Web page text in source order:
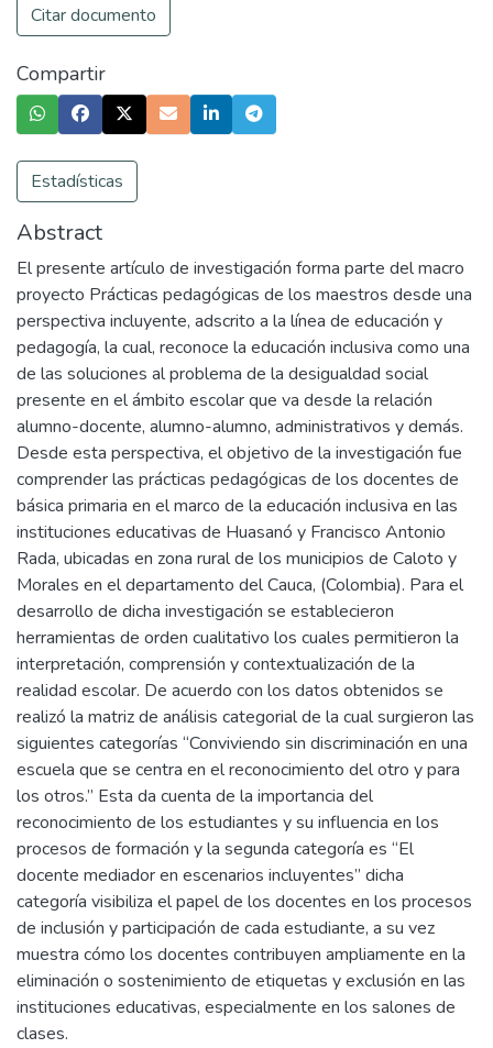
Citar documento
Compartir
Estadísticas
Abstract
El presente artículo de investigación forma parte del macro
proyecto Prácticas pedagógicas de los maestros desde una
perspectiva incluyente, adscrito a la línea de educación y
pedagogía, la cual, reconoce la educación inclusiva como una
de las soluciones al problema de la desigualdad social
presente en el ámbito escolar que va desde la relación
alumno-docente, alumno-alumno, administrativos y demás.
Desde esta perspectiva, el objetivo de la investigación fue
comprender las prácticas pedagógicas de los docentes de
básica primaria en el marco de la educación inclusiva en las
instituciones educativas de Huasanó y Francisco Antonio
Rada, ubicadas en zona rural de los municipios de Caloto y
Morales en el departamento del Cauca, (Colombia). Para el
desarrollo de dicha investigación se establecieron
herramientas de orden cualitativo los cuales permitieron la
interpretación, comprensión y contextualización de la
realidad escolar. De acuerdo con los datos obtenidos se
realizó la matriz de análisis categorial de la cual surgieron las
siguientes categorías “Conviviendo sin discriminación en una
escuela que se centra en el reconocimiento del otro y para
los otros.” Esta da cuenta de la importancia del
reconocimiento de los estudiantes y su influencia en los
procesos de formación y la segunda categoría es “El
docente mediador en escenarios incluyentes” dicha
categoría visibiliza el papel de los docentes en los procesos
de inclusión y participación de cada estudiante, a su vez
muestra cómo los docentes contribuyen ampliamente en la
eliminación o sostenimiento de etiquetas y exclusión en las
instituciones educativas, especialmente en los salones de
clases.